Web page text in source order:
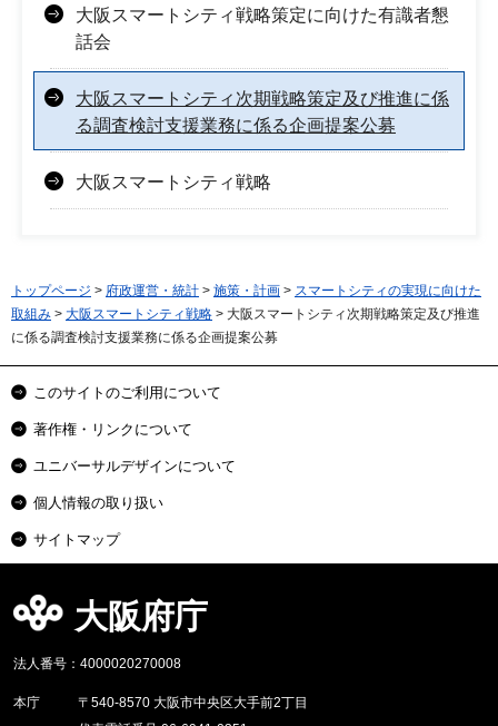
大阪スマートシティ戦略策定に向けた有識者懇
話会
大阪スマートシティ次期戦略策定及び推進に係
る調査検討支援業務に係る企画提案公募
大阪スマートシティ戦略
トップページ > 府政運営・統計 > 施策・計画 > スマートシティの実現に向けた
取組み > 大阪スマートシティ戦略 > 大阪スマートシティ次期戦略策定及び推進
に係る調査検討支援業務に係る企画提案公募
このサイトのご利用について
著作権・リンクについて
ユニバーサルデザインについて
個人情報の取り扱い
サイトマップ
大阪府庁
法人番号：4000020270008
本庁
〒540-8570 大阪市中央区大手前2丁目